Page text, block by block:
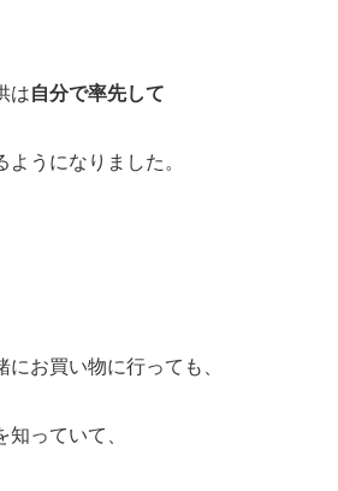
は自分で率先して
うになりました。
お買い物に行っても、
っていて、